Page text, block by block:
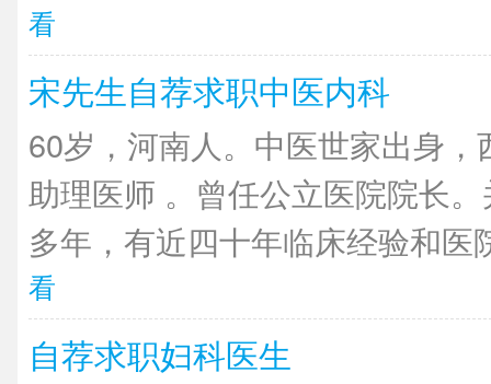
看
宋先生自荐求职中医内科
60岁，河南人。中医世家出身
助理医师 。曾任公立医院院长
多年，有近四十年临床经验和医
看
自荐求职妇科医生